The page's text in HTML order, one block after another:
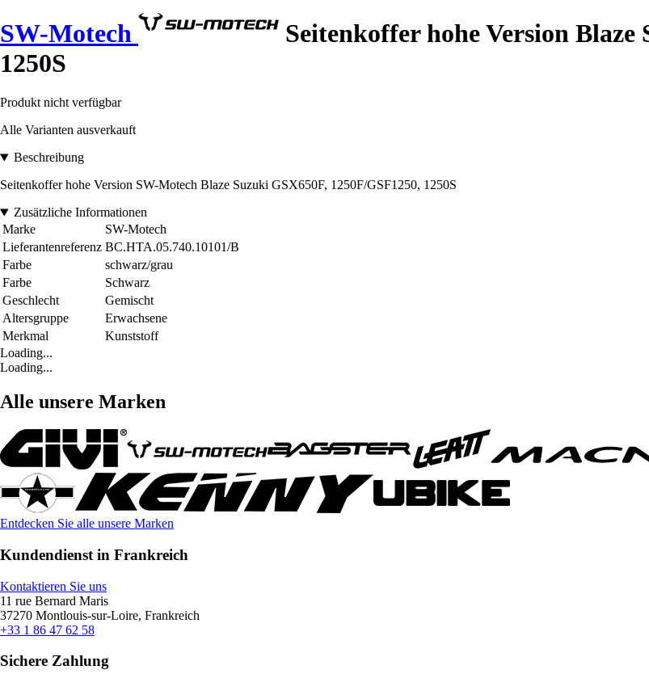
SW-Motech
Seitenkoffer hohe Version Blaze
1250S
Produkt nicht verfügbar
Alle Varianten ausverkauft
Beschreibung
Seitenkoffer hohe Version SW-Motech Blaze Suzuki GSX650F, 1250F/GSF1250, 1250S
Zusätzliche Informationen
Marke
SW-Motech
Lieferantenreferenz BC.HTA.05.740.10101/B
Farbe
schwarz/grau
Farbe
Schwarz
Geschlecht
Gemischt
Altersgruppe
Erwachsene
Merkmal
Kunststoff
Loading...
Loading...
Alle unsere Marken
Entdecken Sie alle unsere Marken
Kundendienst in Frankreich
Kontaktieren Sie uns
11 rue Bernard Maris
37270 Montlouis-sur-Loire, Frankreich
+33 1 86 47 62 58
Sichere Zahlung